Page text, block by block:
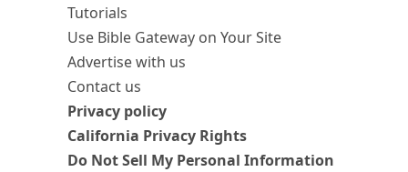
Tutorials
Use Bible Gateway on Your Site
Advertise with us
Contact us
Privacy policy
California Privacy Rights
Do Not Sell My Personal Information